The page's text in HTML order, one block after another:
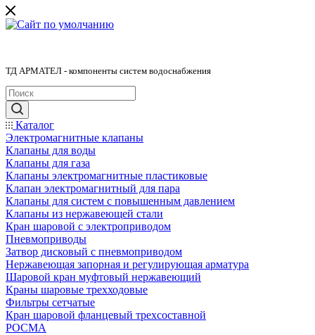
ТД АРМАТЕЛ - компоненты систем водоснабжения
Каталог
Электромагнитные клапаны
Клапаны для воды
Клапаны для газа
Клапаны электромагнитные пластиковые
Клапан электромагнитный для пара
Клапаны для систем с повышенным давлением
Клапаны из нержавеющей стали
Кран шаровой с электроприводом
Пневмоприводы
Затвор дисковый с пневмоприводом
Нержавеющая запорная и регулирующая арматура
Шаровой кран муфтовый нержавеющий
Краны шаровые трехходовые
Фильтры сетчатые
Кран шаровой фланцевый трехсоставной
РОСМА